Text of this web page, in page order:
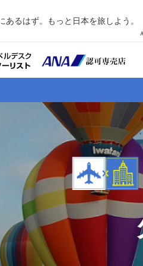
あるはず。もっと日本を旅しよう。